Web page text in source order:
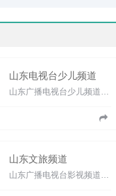
山东电视台少儿频道
山东文旅频道